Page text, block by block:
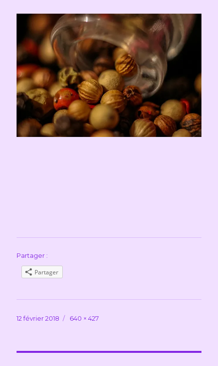
Partager :
Partager
Publié
12 février 2018
Taille
640 × 427